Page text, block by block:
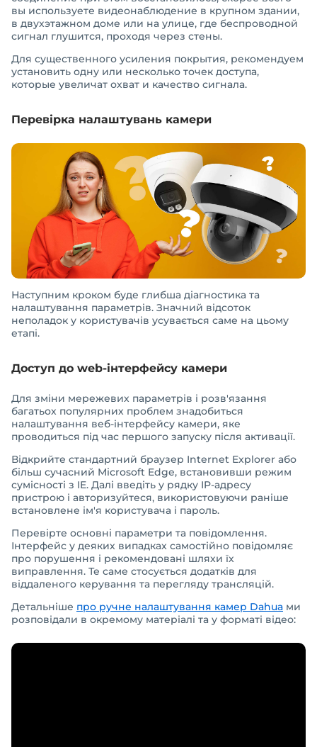
вы используете видеонаблюдение в крупном здании,
в двухэтажном доме или на улице, где беспроводной
сигнал глушится, проходя через стены.
Для существенного усиления покрытия, рекомендуем
установить одну или несколько точек доступа,
которые увеличат охват и качество сигнала.
Перевірка налаштувань камери
Наступним кроком буде глибша діагностика та
налаштування параметрів. Значний відсоток
неполадок у користувачів усувається саме на цьому
етапі.
Доступ до web-інтерфейсу камери
Для зміни мережевих параметрів і розв'язання
багатьох популярних проблем знадобиться
налаштування веб-інтерфейсу камери, яке
проводиться під час першого запуску після активації.
Відкрийте стандартний браузер Internet Explorer або
більш сучасний Microsoft Edge, встановивши режим
сумісності з IE. Далі введіть у рядку IP-адресу
пристрою і авторизуйтеся, використовуючи раніше
встановлене ім'я користувача і пароль.
Перевірте основні параметри та повідомлення.
Інтерфейс у деяких випадках самостійно повідомляє
про порушення і рекомендовані шляхи їх
виправлення. Те саме стосується додатків для
віддаленого керування та перегляду трансляцій.
Детальніше про ручне налаштування камер Dahua ми
розповідали в окремому матеріалі та у форматі відео: